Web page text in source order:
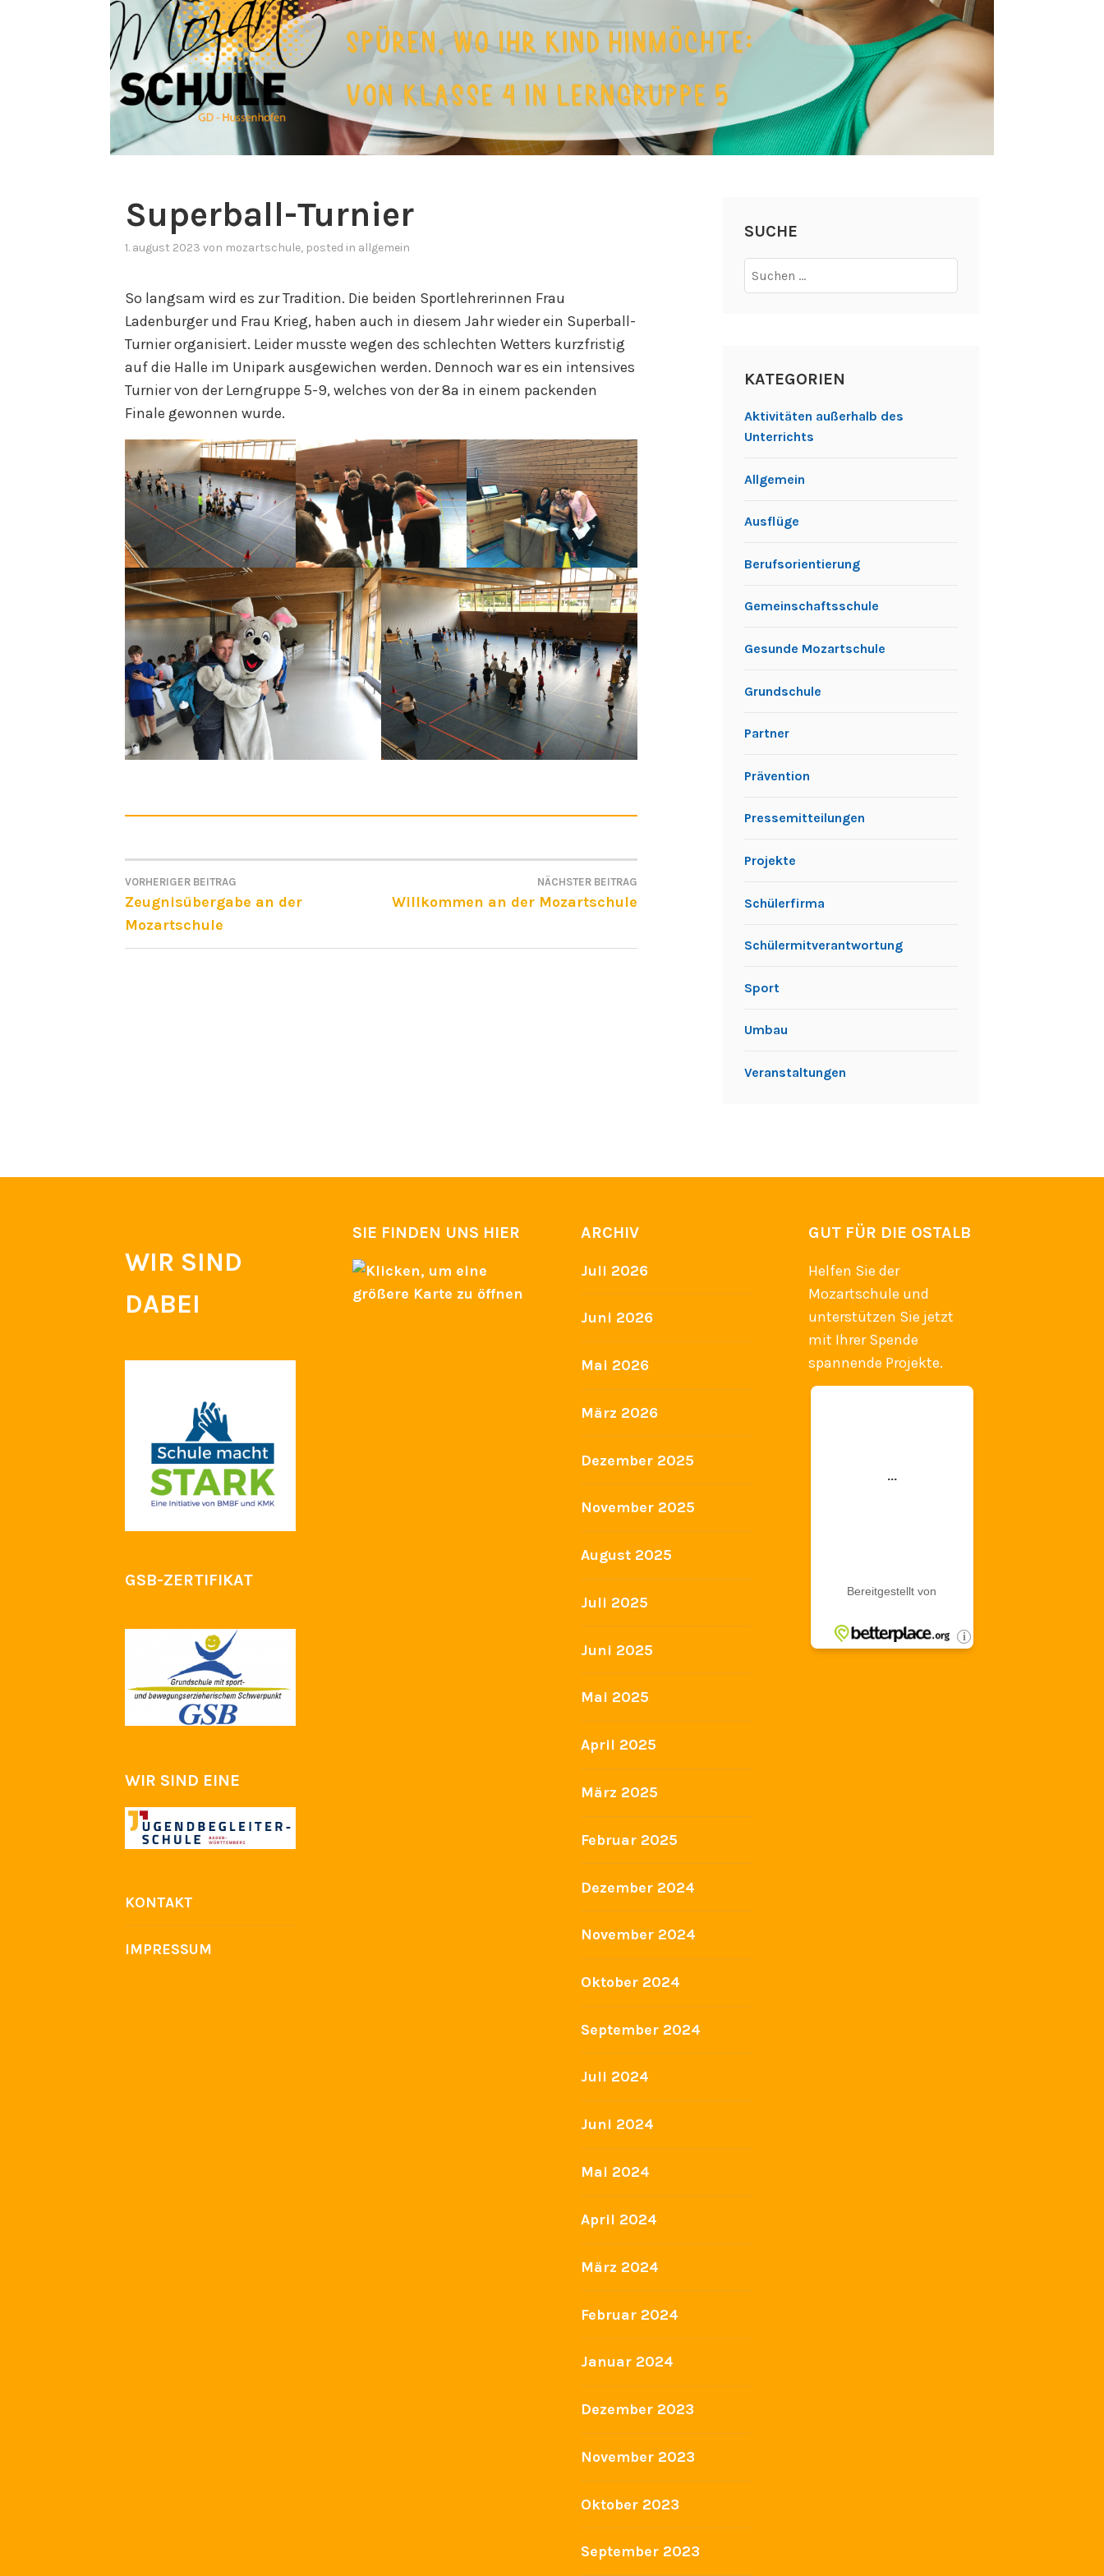
Superball-Turnier
1. august 2023 von mozartschule, posted in allgemein
So langsam wird es zur Tradition. Die beiden Sportlehrerinnen Frau
Ladenburger und Frau Krieg, haben auch in diesem Jahr wieder ein Superball-
Turnier organisiert. Leider musste wegen des schlechten Wetters kurzfristig
auf die Halle im Unipark ausgewichen werden. Dennoch war es ein intensives
Turnier von der Lerngruppe 5-9, welches von der 8a in einem packenden
Finale gewonnen wurde.
BEITRAGSNAVIGATION
VORHERIGER BEITRAG
Zeugnisübergabe an der
Mozartschule
NÄCHSTER BEITRAG
Willkommen an der Mozartschule
SUCHE
nach:
KATEGORIEN
Aktivitäten außerhalb des
Unterrichts
Allgemein
Ausflüge
Berufsorientierung
Gemeinschaftsschule
Gesunde Mozartschule
Grundschule
Partner
Prävention
Pressemitteilungen
Projekte
Schülerfirma
Schülermitverantwortung
Sport
Umbau
Veranstaltungen
WIR SIND
DABEI
GSB-ZERTIFIKAT
WIR SIND EINE
KONTAKT
IMPRESSUM
SIE FINDEN UNS HIER ARCHIV
Juli 2026
Juni 2026
Mai 2026
März 2026
Dezember 2025
November 2025
August 2025
Juli 2025
Juni 2025
Mai 2025
April 2025
März 2025
Februar 2025
Dezember 2024
November 2024
Oktober 2024
September 2024
Juli 2024
Juni 2024
Mai 2024
April 2024
März 2024
Februar 2024
Januar 2024
Dezember 2023
November 2023
Oktober 2023
September 2023
GUT FÜR DIE OSTALB
Helfen Sie der
Mozartschule und
unterstützen Sie jetzt
mit Ihrer Spende
spannende Projekte.